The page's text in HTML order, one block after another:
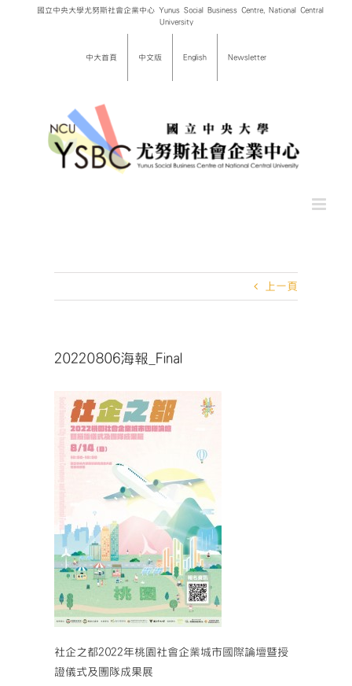
國立中央大學尤努斯社會企業中心 Yunus Social Business Centre, National Central
University
中大首頁 中文版 English Newsletter
上一頁
20220806海報_Final
社企之都2022年桃園社會企業城市國際論壇暨授
證儀式及團隊成果展